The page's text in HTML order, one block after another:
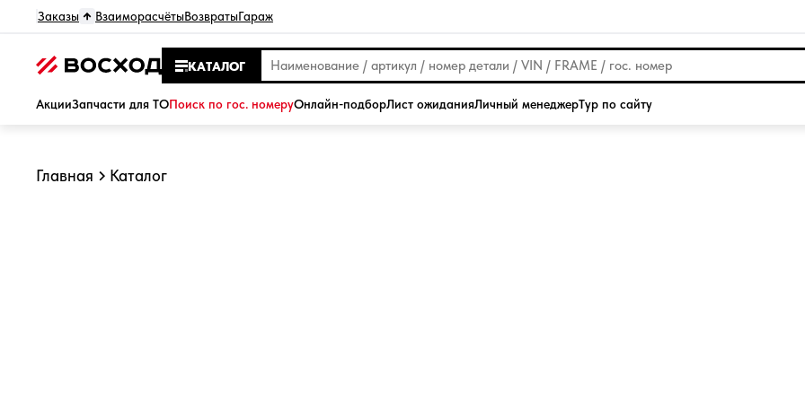
Заказы ВзаиморасчётыВозвратыГараж
КАТАЛОГ
АкцииЗапчасти для ТОПоиск по гос. номеруОнлайн-подборЛист ожиданияЛичный менеджерТур по сайту
Главная Каталог